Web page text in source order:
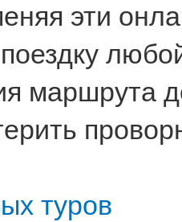
эти
поездку
маршрута
туров